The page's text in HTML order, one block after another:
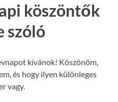
köszöntők
szóló
kívánok! Köszönöm,
és hogy ilyen különleges
vagy.